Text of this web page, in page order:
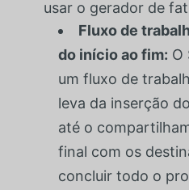
usar o gerador de
Fluxo de
do início ao fim: O
um fluxo de
leva da inserção
até o
final com os
concluir todo o